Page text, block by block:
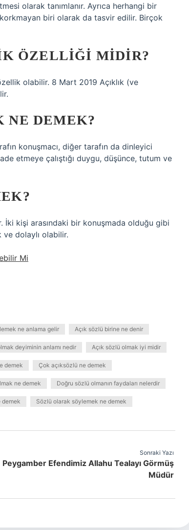
olarak tanımlanır. Ayrıca herhangi bir
biri olarak da tasvir edilir. Birçok
ÖZELLIĞI MIDIR?
olabilir. 8 Mart 2019 Açıklık (ve
NE DEMEK?
konuşmacı, diğer tarafın da dinleyici
etmeye çalıştığı duygu, düşünce, tutum ve
kişi arasındaki bir konuşmada olduğu gibi
dolaylı olabilir.
Mi
ne anlama gelir Açık sözlü birine ne denir
deyiminin anlamı nedir Açık sözlü olmak iyi midir
demek Çok açıksözlü ne demek
ne demek Doğru sözlü olmanın faydaları nelerdir
demek Sözlü olarak söylemek ne demek
Sonraki Yazı
Peygamber Efendimiz Allahu Tealayı Görmüş
Müdür